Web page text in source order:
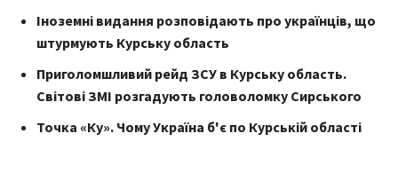
Іноземні видання розповідають про українців, що
штурмують Курську область
Приголомшливий рейд ЗСУ в Курську область.
Світові ЗМІ розгадують головоломку Сирського
Точка «Ку». Чому Україна б'є по Курській області